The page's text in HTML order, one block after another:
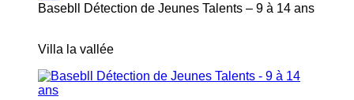
Basebll Détection de Jeunes Talents – 9 à 14 ans
Villa la vallée